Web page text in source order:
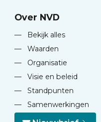
Over NVD
—
Bekijk alles
—
Waarden
—
Organisatie
—
Visie en beleid
—
Standpunten
—
Samenwerkingen